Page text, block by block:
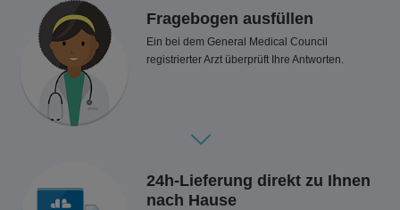
Fragebogen ausfüllen
Ein bei dem General Medical Council
registrierter Arzt überprüft Ihre Antworten.
24h-Lieferung direkt zu Ihnen
nach Hause